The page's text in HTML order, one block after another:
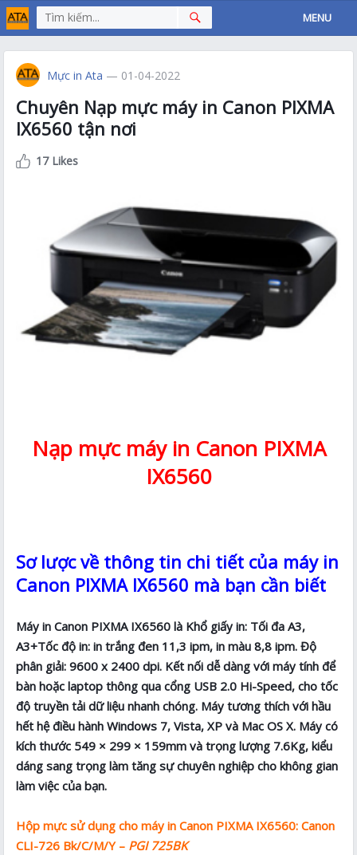
MENU
Mực in Ata — 01-04-2022
Chuyên Nạp mực máy in Canon PIXMA
IX6560 tận nơi
17 Likes
Nạp mực máy in Canon PIXMA
IX6560
Sơ lược về thông tin chi tiết của máy in
Canon PIXMA IX6560 mà bạn cần biết
Máy in Canon PIXMA IX6560 là Khổ giấy in: Tối đa A3,
A3+Tốc độ in: in trắng đen 11,3 ipm, in màu 8,8 ipm. Độ
phân giải: 9600 x 2400 dpi. Kết nối dễ dàng với máy tính để
bàn hoặc laptop thông qua cổng USB 2.0 Hi-Speed, cho tốc
độ truyền tải dữ liệu nhanh chóng. Máy tương thích với hầu
hết hệ điều hành Windows 7, Vista, XP và Mac OS X. Máy có
kích thước 549 × 299 × 159mm và trọng lượng 7.6Kg, kiểu
dáng sang trọng làm tăng sự chuyên nghiệp cho không gian
làm việc của bạn.
Hộp mực sử dụng cho máy in Canon PIXMA IX6560: Canon
CLI-726 Bk/C/M/Y – PGI 725BK